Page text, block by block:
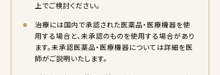
上でご検討ください。
治療には国内で承認された医薬品・医療機器を使
用する場合と、未承認のものを使用する場合があり
ます。未承認医薬品・医療機器については詳細を医
師がご説明いたします。